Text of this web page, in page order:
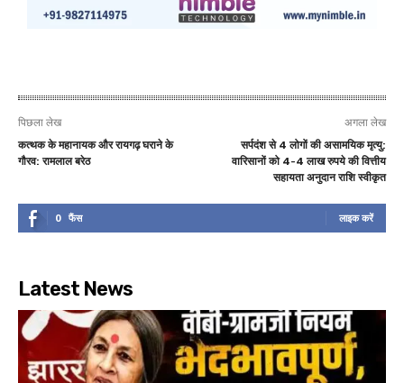
पिछला लेख
कत्थक के महानायक और रायगढ़ घराने के
गौरव: रामलाल बरेठ
अगला लेख
सर्पदंश से 4 लोगों की असामयिक मृत्यु:
वारिसानों को 4-4 लाख रुपये की वित्तीय
सहायता अनुदान राशि स्वीकृत
0 फैंस लाइक करें
Latest News